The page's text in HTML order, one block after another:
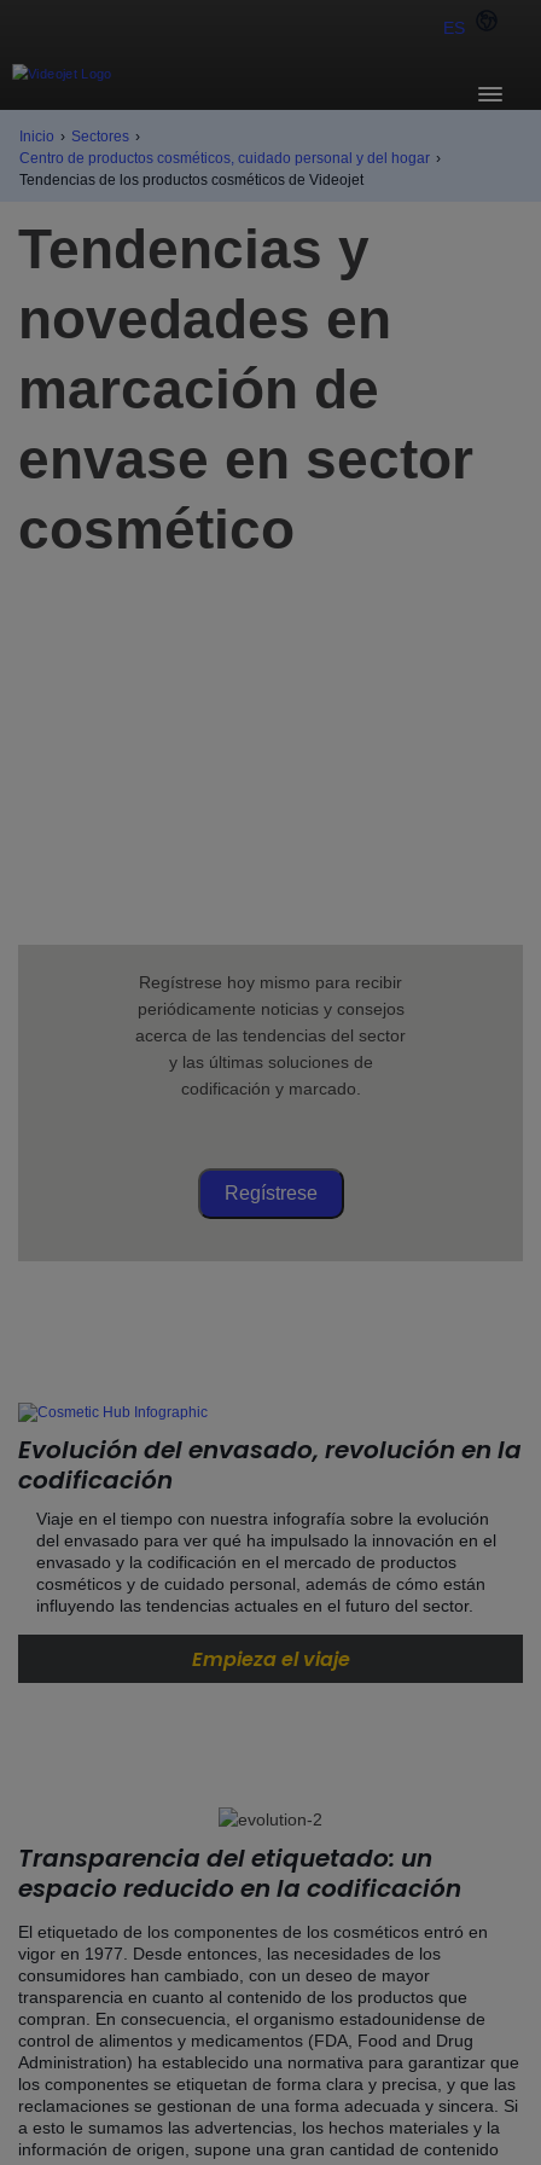
ES
Inicio › Sectores ›
Centro de productos cosméticos, cuidado personal y del hogar ›
Tendencias de los productos cosméticos de Videojet
Tendencias y
novedades en
marcación de
envase en sector
cosmético
Regístrese hoy mismo para recibir
periódicamente noticias y consejos
acerca de las tendencias del sector
y las últimas soluciones de
codificación y marcado.
Regístrese
Evolución del envasado, revolución en la
codificación
Viaje en el tiempo con nuestra infografía sobre la evolución
del envasado para ver qué ha impulsado la innovación en el
envasado y la codificación en el mercado de productos
cosméticos y de cuidado personal, además de cómo están
influyendo las tendencias actuales en el futuro del sector.
Empieza el viaje
Transparencia del etiquetado: un
espacio reducido en la codificación
El etiquetado de los componentes de los cosméticos entró en
vigor en 1977. Desde entonces, las necesidades de los
consumidores han cambiado, con un deseo de mayor
transparencia en cuanto al contenido de los productos que
compran. En consecuencia, el organismo estadounidense de
control de alimentos y medicamentos (FDA, Food and Drug
Administration) ha establecido una normativa para garantizar que
los componentes se etiquetan de forma clara y precisa, y que las
reclamaciones se gestionan de una forma adecuada y sincera. Si
a esto le sumamos las advertencias, los hechos materiales y la
información de origen, supone una gran cantidad de contenido